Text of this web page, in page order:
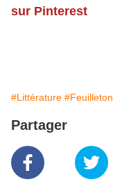
sur Pinterest
#Littérature #Feuilleton
Partager